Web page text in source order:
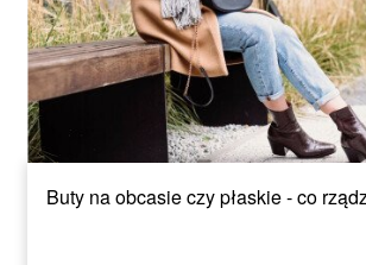
Buty na obcasie czy płaskie - co